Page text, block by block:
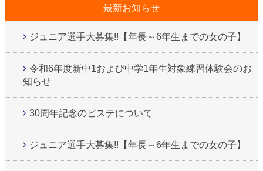
最新お知らせ
ジュニア選手大募集!!【年長～6年生までの女の子】
令和6年度新中1および中学1年生対象練習体験会のお
知らせ
30周年記念のピステについて
ジュニア選手大募集!!【年長～6年生までの女の子】